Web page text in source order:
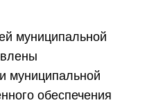
муниципальной
муниципальной
обеспечения